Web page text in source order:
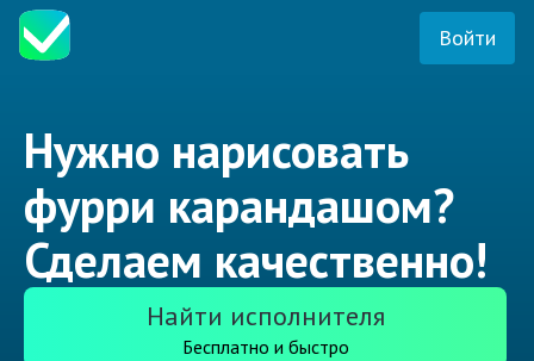
Войти
Нужно нарисовать
фурри карандашом?
Сделаем качественно!
Найти исполнителя
Бесплатно и быстро